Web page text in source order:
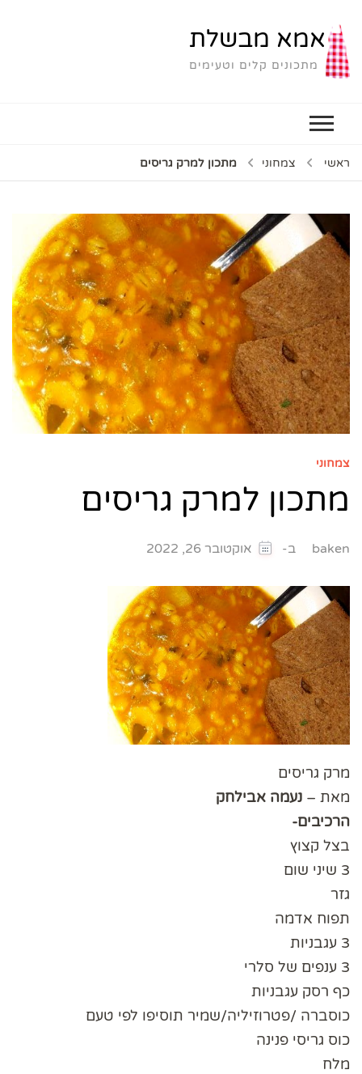
אמא מבשלת
מתכונים קלים וטעימים
ראשי צמחוני מתכון למרק גריסים
צמחוני
מתכון למרק גריסים
baken ב- אוקטובר 26, 2022
מרק גריסים
מאת – נעמה אבילחק
הרכיבים-
בצל קצוץ
3 שיני שום
גזר
תפוח אדמה
3 עגבניות
3 ענפים של סלרי
כף רסק עגבניות
כוסברה /פטרוזיליה/שמיר תוסיפו לפי טעם
כוס גריסי פנינה
מלח